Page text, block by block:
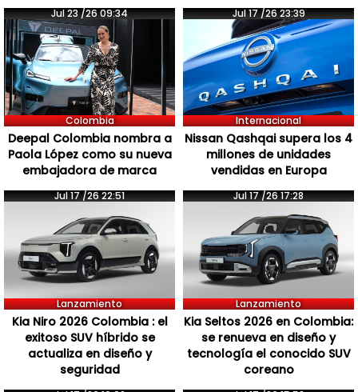
Jul 23 /26 09:34
Colombia
Deepal Colombia nombra a
Paola López como su nueva
embajadora de marca
Jul 17 /26 23:39
Internacional
Nissan Qashqai supera los 4
millones de unidades
vendidas en Europa
Jul 17 /26 22:51
Lanzamiento
Kia Niro 2026 Colombia : el
exitoso SUV híbrido se
actualiza en diseño y
seguridad
Jul 17 /26 17:28
Lanzamiento
Kia Seltos 2026 en Colombia:
se renueva en diseño y
tecnología el conocido SUV
coreano